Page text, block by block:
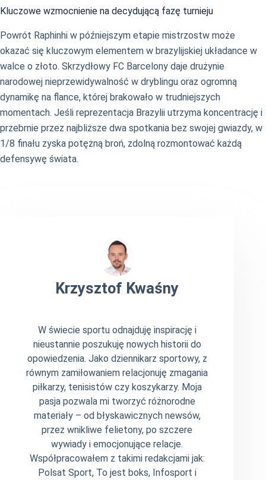
Kluczowe wzmocnienie na decydującą fazę turnieju
Powrót Raphinhi w późniejszym etapie mistrzostw może
okazać się kluczowym elementem w brazylijskiej układance w
walce o złoto. Skrzydłowy FC Barcelony daje drużynie
narodowej nieprzewidywalność w dryblingu oraz ogromną
dynamikę na flance, której brakowało w trudniejszych
momentach. Jeśli reprezentacja Brazylii utrzyma koncentrację i
przebrnie przez najbliższe dwa spotkania bez swojej gwiazdy, w
1/8 finału zyska potężną broń, zdolną rozmontować każdą
defensywę świata.
Krzysztof Kwaśny
W świecie sportu odnajduję inspirację i
nieustannie poszukuję nowych historii do
opowiedzenia. Jako dziennikarz sportowy, z
równym zamiłowaniem relacjonuję zmagania
piłkarzy, tenisistów czy koszykarzy. Moja
pasja pozwala mi tworzyć różnorodne
materiały – od błyskawicznych newsów,
przez wnikliwe felietony, po szczere
wywiady i emocjonujące relacje.
Współpracowałem z takimi redakcjami jak:
Polsat Sport, To jest boks, Infosport i